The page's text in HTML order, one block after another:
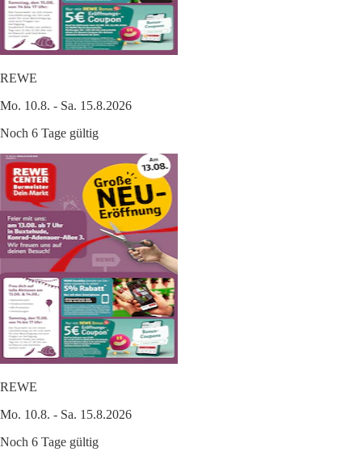
REWE
Mo. 10.8. - Sa. 15.8.2026
Noch 6 Tage gültig
REWE
Mo. 10.8. - Sa. 15.8.2026
Noch 6 Tage gültig